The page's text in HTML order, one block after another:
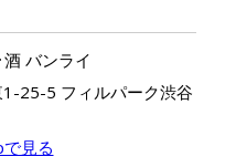
バンライ
25-5 フィルパーク渋谷
見る